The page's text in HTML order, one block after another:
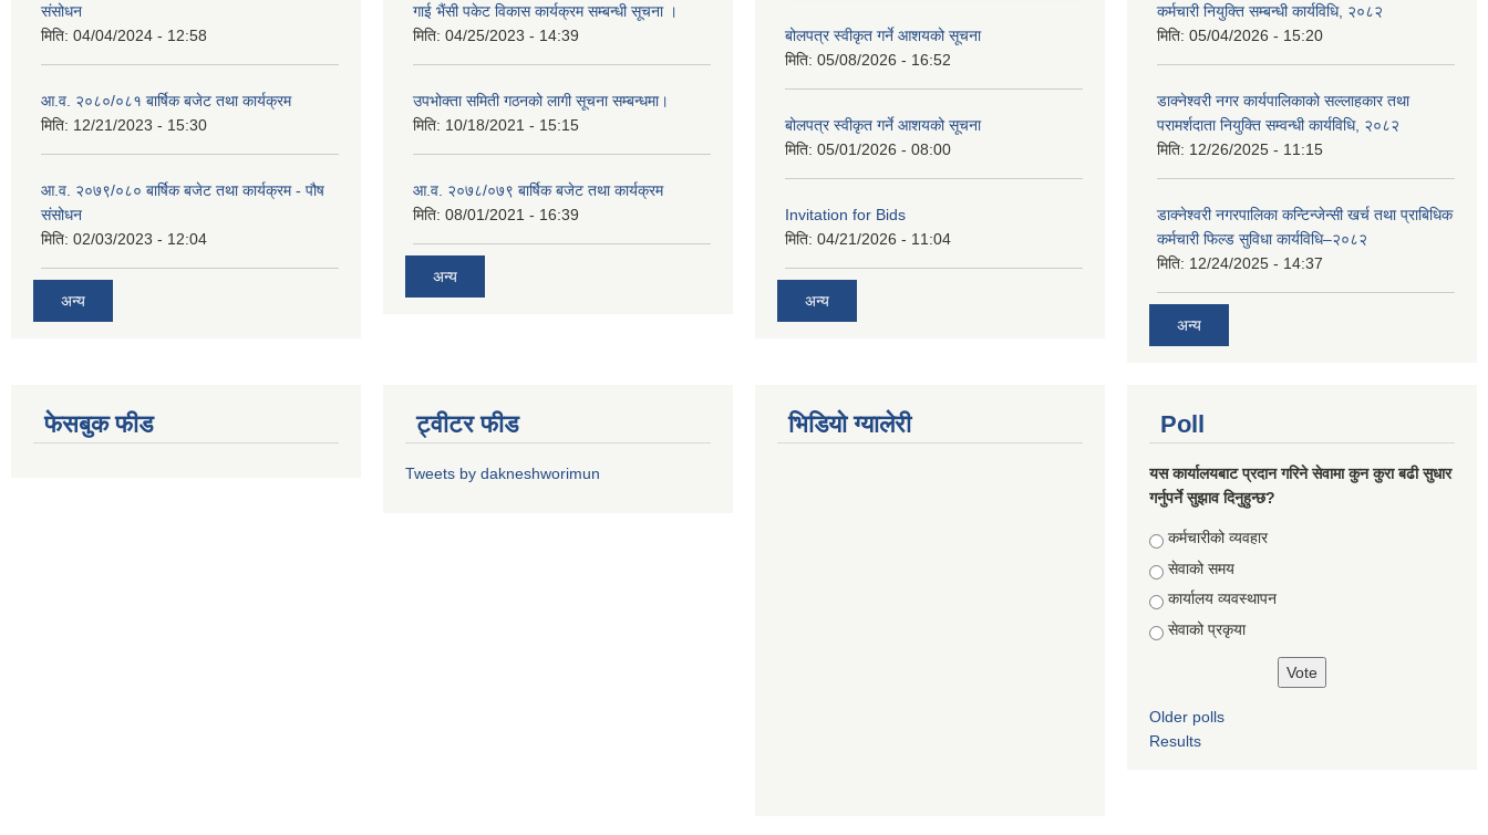
संसोधन
मिति: 04/04/2024 - 12:58
आ.व. २०८०/०८१ बार्षिक बजेट तथा कार्यक्रम
मिति: 12/21/2023 - 15:30
आ.व. २०७९/०८० बार्षिक बजेट तथा कार्यक्रम - पौष
संसोधन
मिति: 02/03/2023 - 12:04
अन्य
गाई भैंसी पकेट विकास कार्यक्रम सम्बन्धी सूचना ।
मिति: 04/25/2023 - 14:39
उपभोक्ता समिती गठनको लागी सूचना सम्बन्धमा।
मिति: 10/18/2021 - 15:15
आ.व. २०७८/०७९ बार्षिक बजेट तथा कार्यक्रम
मिति: 08/01/2021 - 16:39
अन्य
बोलपत्र स्वीकृत गर्ने आशयको सूचना
मिति: 05/08/2026 - 16:52
बोलपत्र स्वीकृत गर्ने आशयको सूचना
मिति: 05/01/2026 - 08:00
Invitation for Bids
मिति: 04/21/2026 - 11:04
अन्य
कर्मचारी नियुक्ति सम्बन्धी कार्यविधि, २०८२
मिति: 05/04/2026 - 15:20
डाक्नेश्वरी नगर कार्यपालिकाको सल्लाहकार तथा
परामर्शदाता नियुक्ति सम्वन्धी कार्यविधि, २०८२
मिति: 12/26/2025 - 11:15
डाक्नेश्वरी नगरपालिका कन्टिन्जेन्सी खर्च तथा प्राबिधिक
कर्मचारी फिल्ड सुविधा कार्यविधि–२०८२
मिति: 12/24/2025 - 14:37
अन्य
फेसबुक फीड ट्वीटर फीड
Tweets by dakneshworimun
भिडियाे ग्यालेरी Poll
यस कार्यालयबाट प्रदान गरिने सेवामा कुन कुरा बढी सुधार
गर्नुपर्ने सुझाव दिनुहुन्छ?
Choices
कर्मचारीको व्यवहार
सेवाको समय
कार्यालय व्यवस्थापन
सेवाको प्रकृया
Older polls
Results